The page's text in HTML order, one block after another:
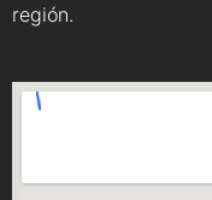
región.